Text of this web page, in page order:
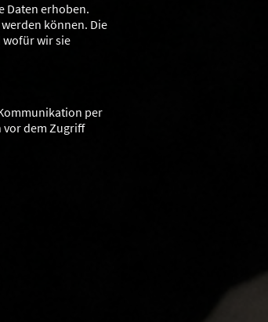
Daten erhoben.
können. Die
wofür wir sie
per
vor dem Zugriff